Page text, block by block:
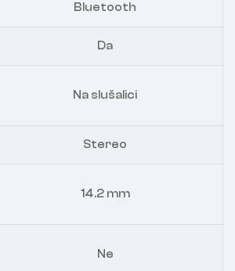
Bluetooth
Da
Na slušalici
Stereo
14.2 mm
Ne